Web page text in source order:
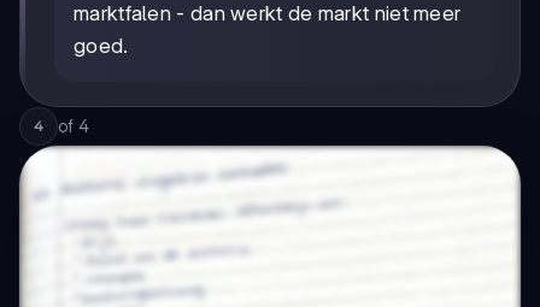
marktfalen - dan werkt de markt niet meer
goed.
4 of 4